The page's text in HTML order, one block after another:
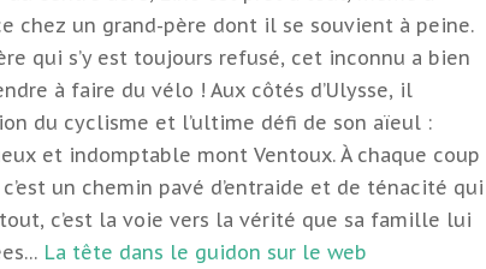
chez un grand-père dont il se souvient à peine.
qui s’y est toujours refusé, cet inconnu a bien
à faire du vélo ! Aux côtés d’Ulysse, il
du cyclisme et l’ultime défi de son aïeul :
et indomptable mont Ventoux. À chaque coup
un chemin pavé d’entraide et de ténacité qui
c’est la voie vers la vérité que sa famille lui
La tête dans le guidon sur le web